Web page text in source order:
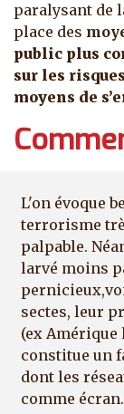
paralysant de
place des
public plus
sur les
moyens de
L'on évoque
terrorisme
palpable.
larvé moins
sectes, leur
(ex Amérique
constitue un
dont les
comme